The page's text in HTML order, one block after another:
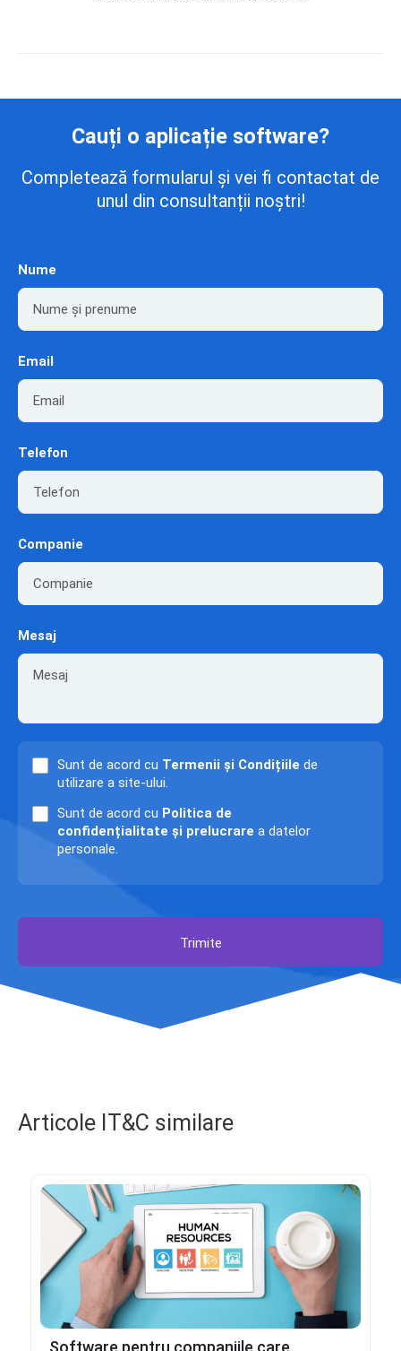
Cauți o aplicație software?
Completează formularul și vei fi contactat de
unul din consultanții noștri!
Nume
Email
Telefon
Companie
Mesaj
Sunt de acord cu Termenii și Condițiile de
utilizare a site-ului.
Sunt de acord cu Politica de
confidențialitate și prelucrare a datelor
personale.
Trimite
Articole IT&C similare